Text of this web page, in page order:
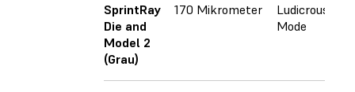
SprintRay
Die and
Model 2
(Grau)
170 Mikrometer
Ludicrous
Mode